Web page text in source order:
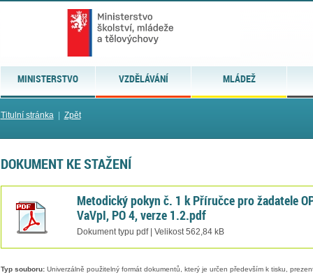
MINISTERSTVO VZDĚLÁVÁNÍ MLÁDEŽ
Titulní stránka| Zpět
DOKUMENT KE STAŽENÍ
Metodický pokyn č. 1 k Příručce pro žadatele
VaVpI, PO 4, verze 1.2.pdf
Dokument typu pdf | Velikost 562,84 kB
Typ souboru:Univerzálně použitelný formát dokumentů, který je určen především k tisku,